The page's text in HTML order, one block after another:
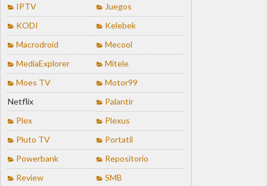
IPTV
Juegos
KODI
Kelebek
Macrodroid
Mecool
MediaExplorer
Mitele
Moes TV
Motor99
Netflix
Palantir
Plex
Plexus
Pluto TV
Portatil
Powerbank
Repositorio
Review
SMB